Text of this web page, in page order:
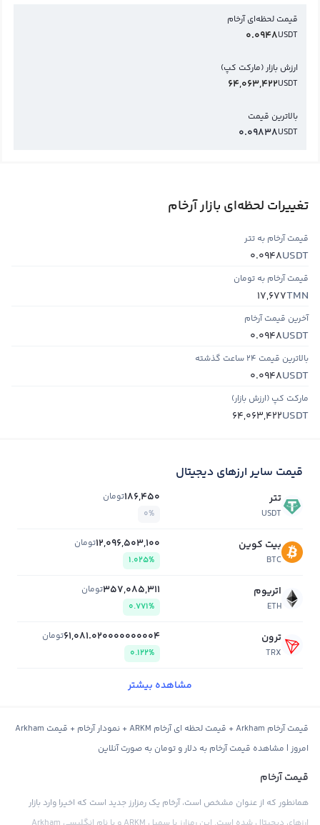
قیمت لحظه‌ای آرخام
USDT
0.0948
ارزش بازار (مارکت کپ)
USDT
64,063,422
بالاترین قیمت
USDT
0.09838
تغییرات لحظه‌ای بازار آرخام
قیمت آرخام به تتر
USDT
0.0948
قیمت آرخام به تومان
TMN
17,677
آخرین قیمت آرخام
USDT
0.0948
بالاترین قیمت ۲۴ ساعت گذشته
USDT
0.0948
مارکت کپ (ارزش بازار)
USDT
64,063,422
قیمت سایر ارزهای دیجیتال
تتر
USDT
186,450تومان
0%
بیت کوین
BTC
12,096,503,100تومان
1.025%
اتریوم
ETH
357,085,311تومان
0.771%
ترون
TRX
61,081.020000000004تومان
0.122%
مشاهده بیشتر
قیمت آرخام Arkham + قیمت لحظه ای آرخام ARKM + نمودار آرخام + قیمت Arkham
امروز | مشاهده قیمت آرخام به دلار و تومان به صورت آنلاین
قیمت آرخام
همانطور که از عنوان مشخص است، آرخام یک رمزارز جدید است که اخیرا وارد بازار